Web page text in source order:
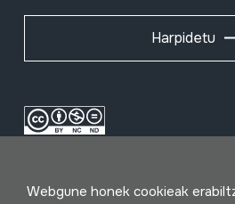
Harpidetu
Webgune honek cookieak